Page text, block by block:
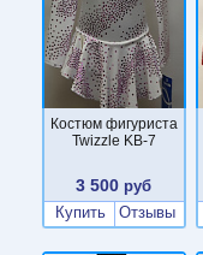
Костюм фигуриста
Twizzle KB-7
3 500 руб
Купить
Отзывы